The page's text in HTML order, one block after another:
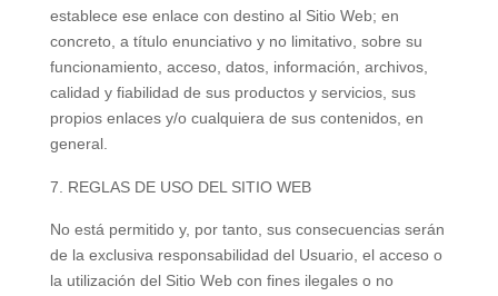
establece ese enlace con destino al Sitio Web; en
concreto, a título enunciativo y no limitativo, sobre su
funcionamiento, acceso, datos, información, archivos,
calidad y fiabilidad de sus productos y servicios, sus
propios enlaces y/o cualquiera de sus contenidos, en
general.
REGLAS DE USO DEL SITIO WEB
No está permitido y, por tanto, sus consecuencias serán
de la exclusiva responsabilidad del Usuario, el acceso o
la utilización del Sitio Web con fines ilegales o no